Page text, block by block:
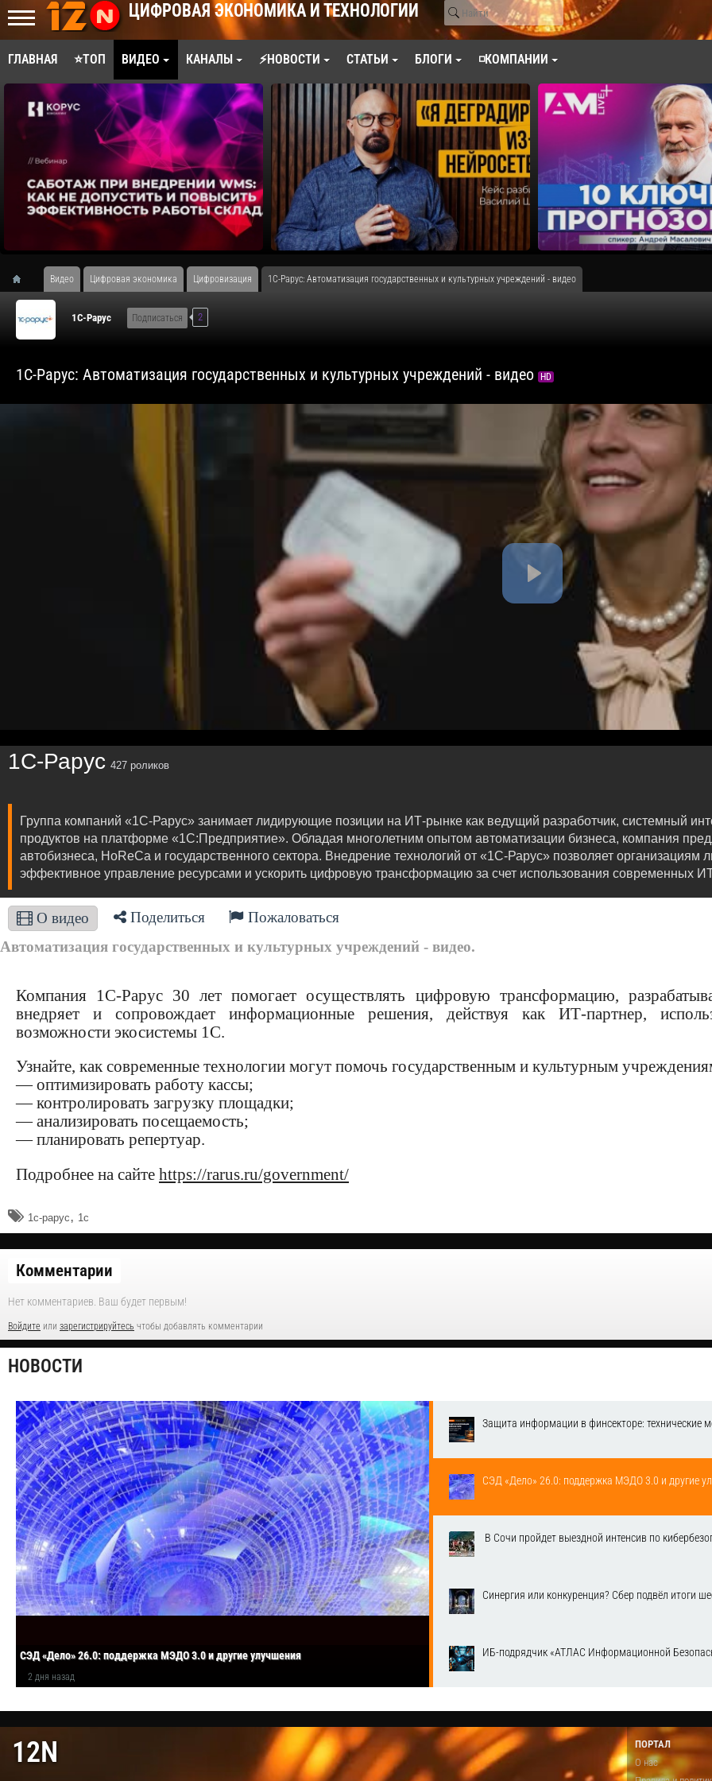
ЦИФРОВАЯ ЭКОНОМИКА И ТЕХНОЛОГИИ
ГЛАВНАЯ ⭐ТОП ВИДЕО КАНАЛЫ ⚡НОВОСТИ СТАТЬИ БЛОГИ ◽КОМПАНИИ
Видео Цифровая экономика Цифровизация 1С-Рарус: Автоматизация государственных и культурных учреждений - видео
1C-Рарус Подписаться 2
1С-Рарус: Автоматизация государственных и культурных учреждений - видео HD
1C-Рарус 427 роликов
Группа компаний «1С-Рарус» занимает лидирующие позиции на ИТ-рынке как ведущий разработчик, системный
продуктов на платформе «1С:Предприятие». Обладая многолетним опытом автоматизации бизнеса, компания
автобизнеса, HoReCa и государственного сектора. Внедрение технологий от «1С-Рарус» позволяет организациям
эффективное управление ресурсами и ускорить цифровую трансформацию за счет использования современных
О видео Поделиться
Пожаловаться
Автоматизация государственных и культурных учреждений - видео.
Компания 1С-Рарус 30 лет помогает осуществлять цифровую трансформацию,
внедряет и сопровождает информационные решения, действуя как ИТ‑партнер,
возможности экосистемы 1С.
Узнайте, как современные технологии могут помочь государственным и культурным
— оптимизировать работу кассы;
— контролировать загрузку площадки;
— анализировать посещаемость;
— планировать репертуар.
Подробнее на сайте https://rarus.ru/government/
1с-рарус, 1с
Комментарии
Нет комментариев. Ваш будет первым!
Войдите или зарегистрируйтесь чтобы добавлять комментарии
НОВОСТИ
СЭД «Дело» 26.0: поддержка МЭДО 3.0 и другие улучшения
2 дня назад
Защита информации в финсекторе: технические
СЭД «Дело» 26.0: поддержка МЭДО 3.0 и другие
В Сочи пройдет выездной интенсив по
Синергия или конкуренция? Сбер подвёл итоги
ИБ-подрядчик «АТЛАС Информационной
12N
ПОРТАЛ
О нас